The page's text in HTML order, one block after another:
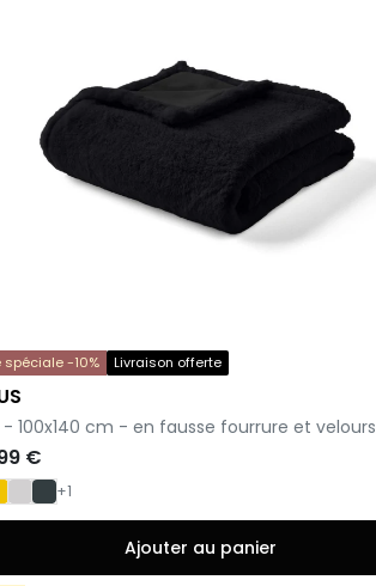
spéciale -10% Livraison offerte
- 100x140 cm - en fausse fourrure et velours
€
+1
Ajouter au panier